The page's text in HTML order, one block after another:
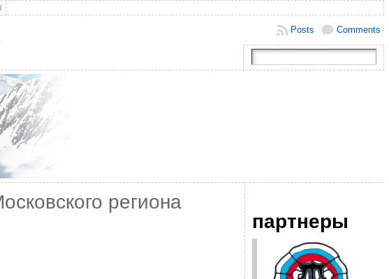
Comments
Posts
региона
партнеры